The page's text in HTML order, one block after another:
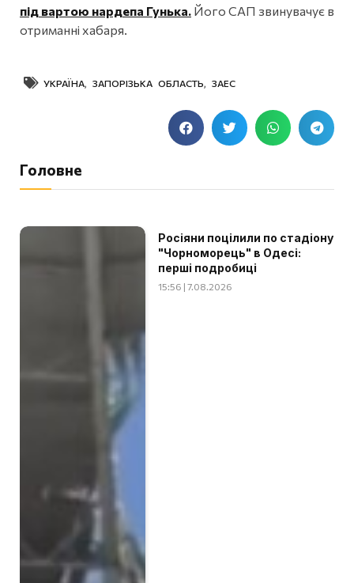
під вартою нардепа Гунька. Його САП звинувачує в
отриманні хабаря.
УКРАЇНА ЗАПОРІЗЬКА ОБЛАСТЬ ЗАЕС
Головне
Росіяни поцілили по стадіону
"Чорноморець" в Одесі:
перші подробиці
15:56 | 7.08.2026